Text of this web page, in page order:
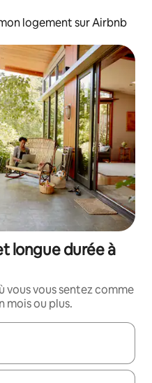
logement sur Airbnb
longue durée à
vous vous sentez comme
mois ou plus.
utilisez les flèches vers le